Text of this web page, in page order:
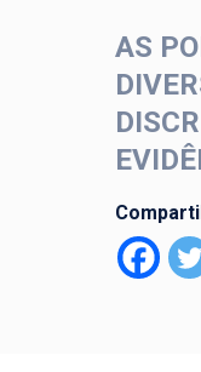
AS